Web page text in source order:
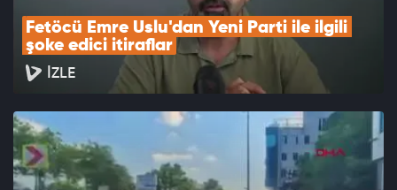
Fetöcü Emre Uslu'dan Yeni Parti ile ilgili
şoke edici itiraflar
İZLE